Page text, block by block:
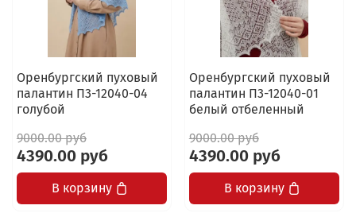
Оренбургский пуховый
палантин П3-12040-04
голубой
9000.00 руб
4390.00 руб
В корзину
Оренбургский пуховый
палантин П3-12040-01
белый отбеленный
9000.00 руб
4390.00 руб
В корзину